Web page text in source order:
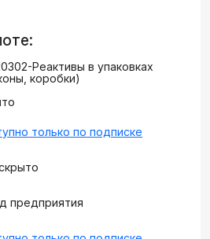
Реактивы в упаковках
коробки)
только по подписке
предприятия